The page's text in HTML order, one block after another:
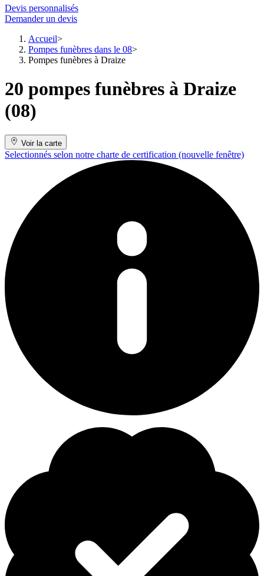
Devis personnalisés
Demander un devis
Accueil
Pompes funèbres dans le 08
Pompes funèbres à Draize
20 pompes funèbres à Draize
(08)
Voir la carte
Selectionnés selon notre charte de certification (nouvelle fenêtre)